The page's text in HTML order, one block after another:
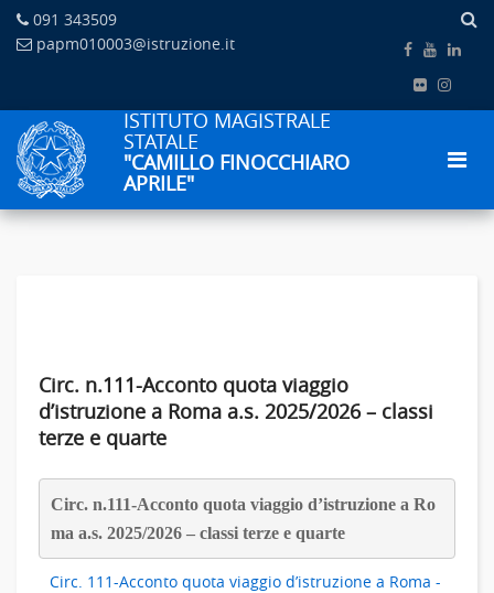
091 343509
papm010003@istruzione.it
ISTITUTO MAGISTRALE
STATALE
"CAMILLO FINOCCHIARO
APRILE"
Circ. n.111-Acconto quota viaggio
d’istruzione a Roma a.s. 2025/2026 – classi
terze e quarte
Circ. n.111-Acconto quota viaggio d’istruzione a Ro
ma a.s. 2025/2026 – classi terze e quarte
Circ. 111-Acconto quota viaggio d’istruzione a Roma -